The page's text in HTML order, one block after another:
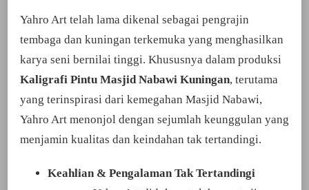
Yahro Art telah lama dikenal sebagai pengrajin
tembaga dan kuningan terkemuka yang menghasilkan
karya seni bernilai tinggi. Khususnya dalam produksi
Kaligrafi Pintu Masjid Nabawi Kuningan, terutama
yang terinspirasi dari kemegahan Masjid Nabawi,
Yahro Art menonjol dengan sejumlah keunggulan yang
menjamin kualitas dan keindahan tak tertandingi.
Keahlian & Pengalaman Tak Tertandingi